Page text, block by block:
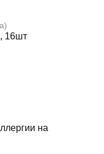
16шт
на